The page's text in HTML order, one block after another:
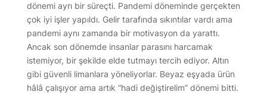
dönemi ayrı bir süreçti. Pandemi döneminde gerçekten
çok iyi işler yapıldı. Gelir tarafında sıkıntılar vardı ama
pandemi aynı zamanda bir motivasyon da yarattı.
Ancak son dönemde insanlar parasını harcamak
istemiyor, bir şekilde elde tutmayı tercih ediyor. Altın
gibi güvenli limanlara yöneliyorlar. Beyaz eşyada ürün
hâlâ çalışıyor ama artık “hadi değiştirelim” dönemi bitti.